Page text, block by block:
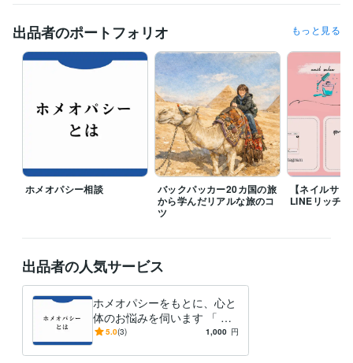
イベント企画会社 2024年3月 ~ 現在
リラクゼーションサロン 2022年3月 ~ 現在
HPやSNSの制作・運用会社 2022年3月 ~ 現在
SDGs クリエイティブアイデアコンテスト 2021
ビジネス・クリエイティブツール
Google スプレッドシート:6年Google スライド:6年
Google ドキュメント:6年PowerPoint:4年Word:4年ChatGPT:2年
ペライチ:0年Moneyfoward:2年 Canva:6年Adobe Dimension:0年
旅行 観光 ホメオパシー 代替療法
Web制作・HP作成・EC構築 公式LINE作成
公式LINE 資料作成 データ整理
語学力
日常会話レベル
出品者のポートフォリオ もっと見る
ホメオパシー相談
バックパッカー20カ国の旅
から学んだリアルな旅のコ
ツ
【ネイルサ
LINEリッチ
出品者の人気サービス
ホメオパシーをもとに、心と
体のお悩みを伺います 「 な
んとなく不調が続く・誰かに
5.0(3) 1,000 円